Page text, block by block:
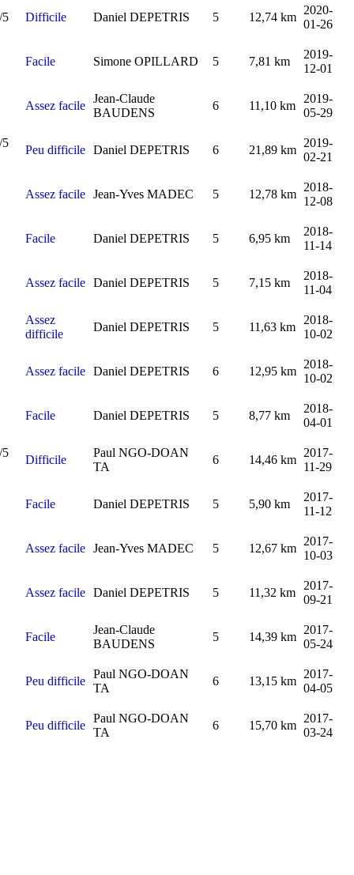
Difficile Daniel DEPETRIS 5 12,74 km
2020-
01-26
Facile Simone OPILLARD 5 7,81 km
2019-
12-01
Assez facile
Jean-Claude
BAUDENS
6 11,10 km
2019-
05-29
Peu difficile Daniel DEPETRIS 6 21,89 km
2019-
02-21
Assez facile Jean-Yves MADEC 5 12,78 km
2018-
12-08
Facile Daniel DEPETRIS 5 6,95 km
2018-
11-14
Assez facile Daniel DEPETRIS 5 7,15 km
2018-
11-04
Assez
difficile
Daniel DEPETRIS 5 11,63 km
2018-
10-02
Assez facile Daniel DEPETRIS 6 12,95 km
2018-
10-02
Facile Daniel DEPETRIS 5 8,77 km
2018-
04-01
Difficile
Paul NGO-DOAN
TA
6 14,46 km
2017-
11-29
Facile Daniel DEPETRIS 5 5,90 km
2017-
11-12
Assez facile Jean-Yves MADEC 5 12,67 km
2017-
10-03
Assez facile Daniel DEPETRIS 5 11,32 km
2017-
09-21
Facile
Jean-Claude
BAUDENS
5 14,39 km
2017-
05-24
Peu difficile
Paul NGO-DOAN
TA
6 13,15 km
2017-
04-05
Peu difficile
Paul NGO-DOAN
TA
6 15,70 km
2017-
03-24